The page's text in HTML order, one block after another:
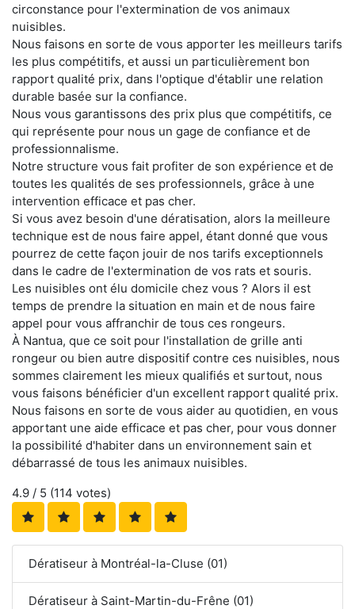
circonstance pour l'extermination de vos animaux
nuisibles.
Nous faisons en sorte de vous apporter les meilleurs tarifs
les plus compétitifs, et aussi un particulièrement bon
rapport qualité prix, dans l'optique d'établir une relation
durable basée sur la confiance.
Nous vous garantissons des prix plus que compétitifs, ce
qui représente pour nous un gage de confiance et de
professionnalisme.
Notre structure vous fait profiter de son expérience et de
toutes les qualités de ses professionnels, grâce à une
intervention efficace et pas cher.
Si vous avez besoin d'une dératisation, alors la meilleure
technique est de nous faire appel, étant donné que vous
pourrez de cette façon jouir de nos tarifs exceptionnels
dans le cadre de l'extermination de vos rats et souris.
Les nuisibles ont élu domicile chez vous ? Alors il est
temps de prendre la situation en main et de nous faire
appel pour vous affranchir de tous ces rongeurs.
À Nantua, que ce soit pour l'installation de grille anti
rongeur ou bien autre dispositif contre ces nuisibles, nous
sommes clairement les mieux qualifiés et surtout, nous
vous faisons bénéficier d'un excellent rapport qualité prix.
Nous faisons en sorte de vous aider au quotidien, en vous
apportant une aide efficace et pas cher, pour vous donner
la possibilité d'habiter dans un environnement sain et
débarrassé de tous les animaux nuisibles.
4.9 / 5 (114 votes)
Dératiseur à Montréal-la-Cluse (01)
Dératiseur à Saint-Martin-du-Frêne (01)